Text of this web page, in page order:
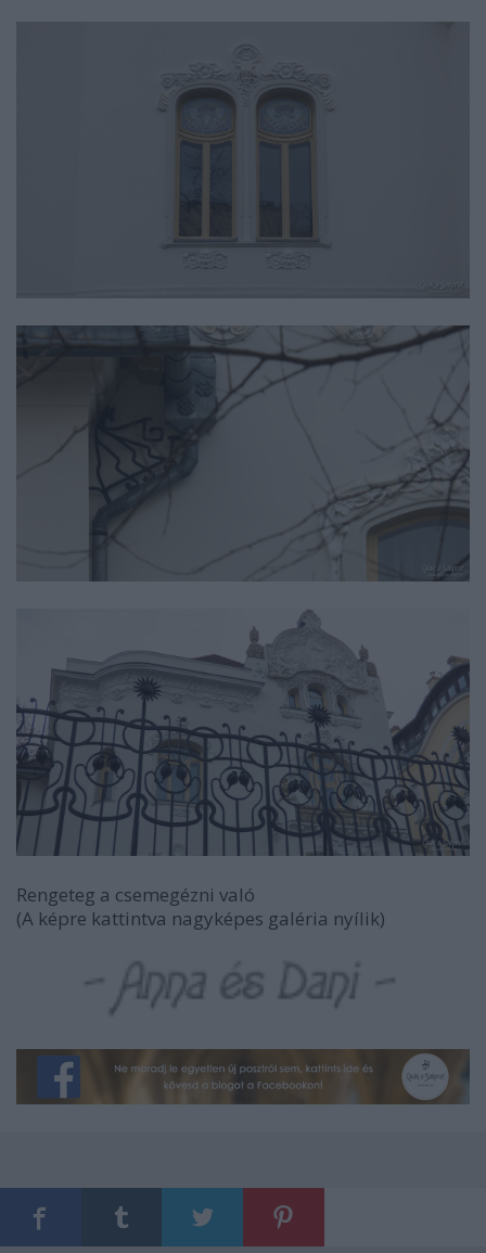
Rengeteg a csemegézni való
(A képre kattintva nagyképes galéria nyílik)